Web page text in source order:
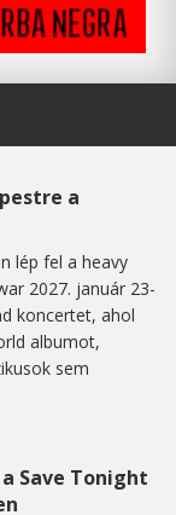
a
lép fel a heavy
2027. január 23-
koncertet, ahol
albumot,
sem
Save Tonight